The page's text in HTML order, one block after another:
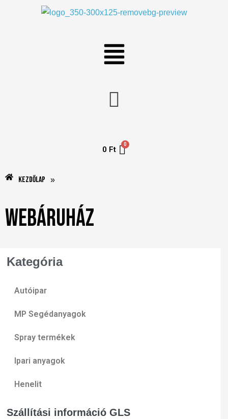
0 Ft
Kezdőlap »
Webáruház
Kategória
Autóipar
MP Segédanyagok
Spray termékek
Ipari anyagok
Henelit
Szállítási információ GLS